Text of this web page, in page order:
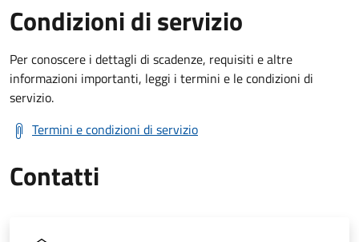
Condizioni di servizio
Per conoscere i dettagli di scadenze, requisiti e altre
informazioni importanti, leggi i termini e le condizioni di
servizio.
Termini e condizioni di servizio
Contatti